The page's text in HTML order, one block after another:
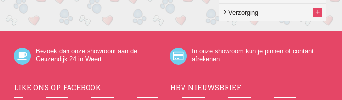
Verzorging +
Bezoek dan onze showroom aan de
Geuzendijk 24in Weert.
In onze showroom kun je pinnen of contant
afrekenen.
LIKE ONS OP FACEBOOK HBV NIEUWSBRIEF